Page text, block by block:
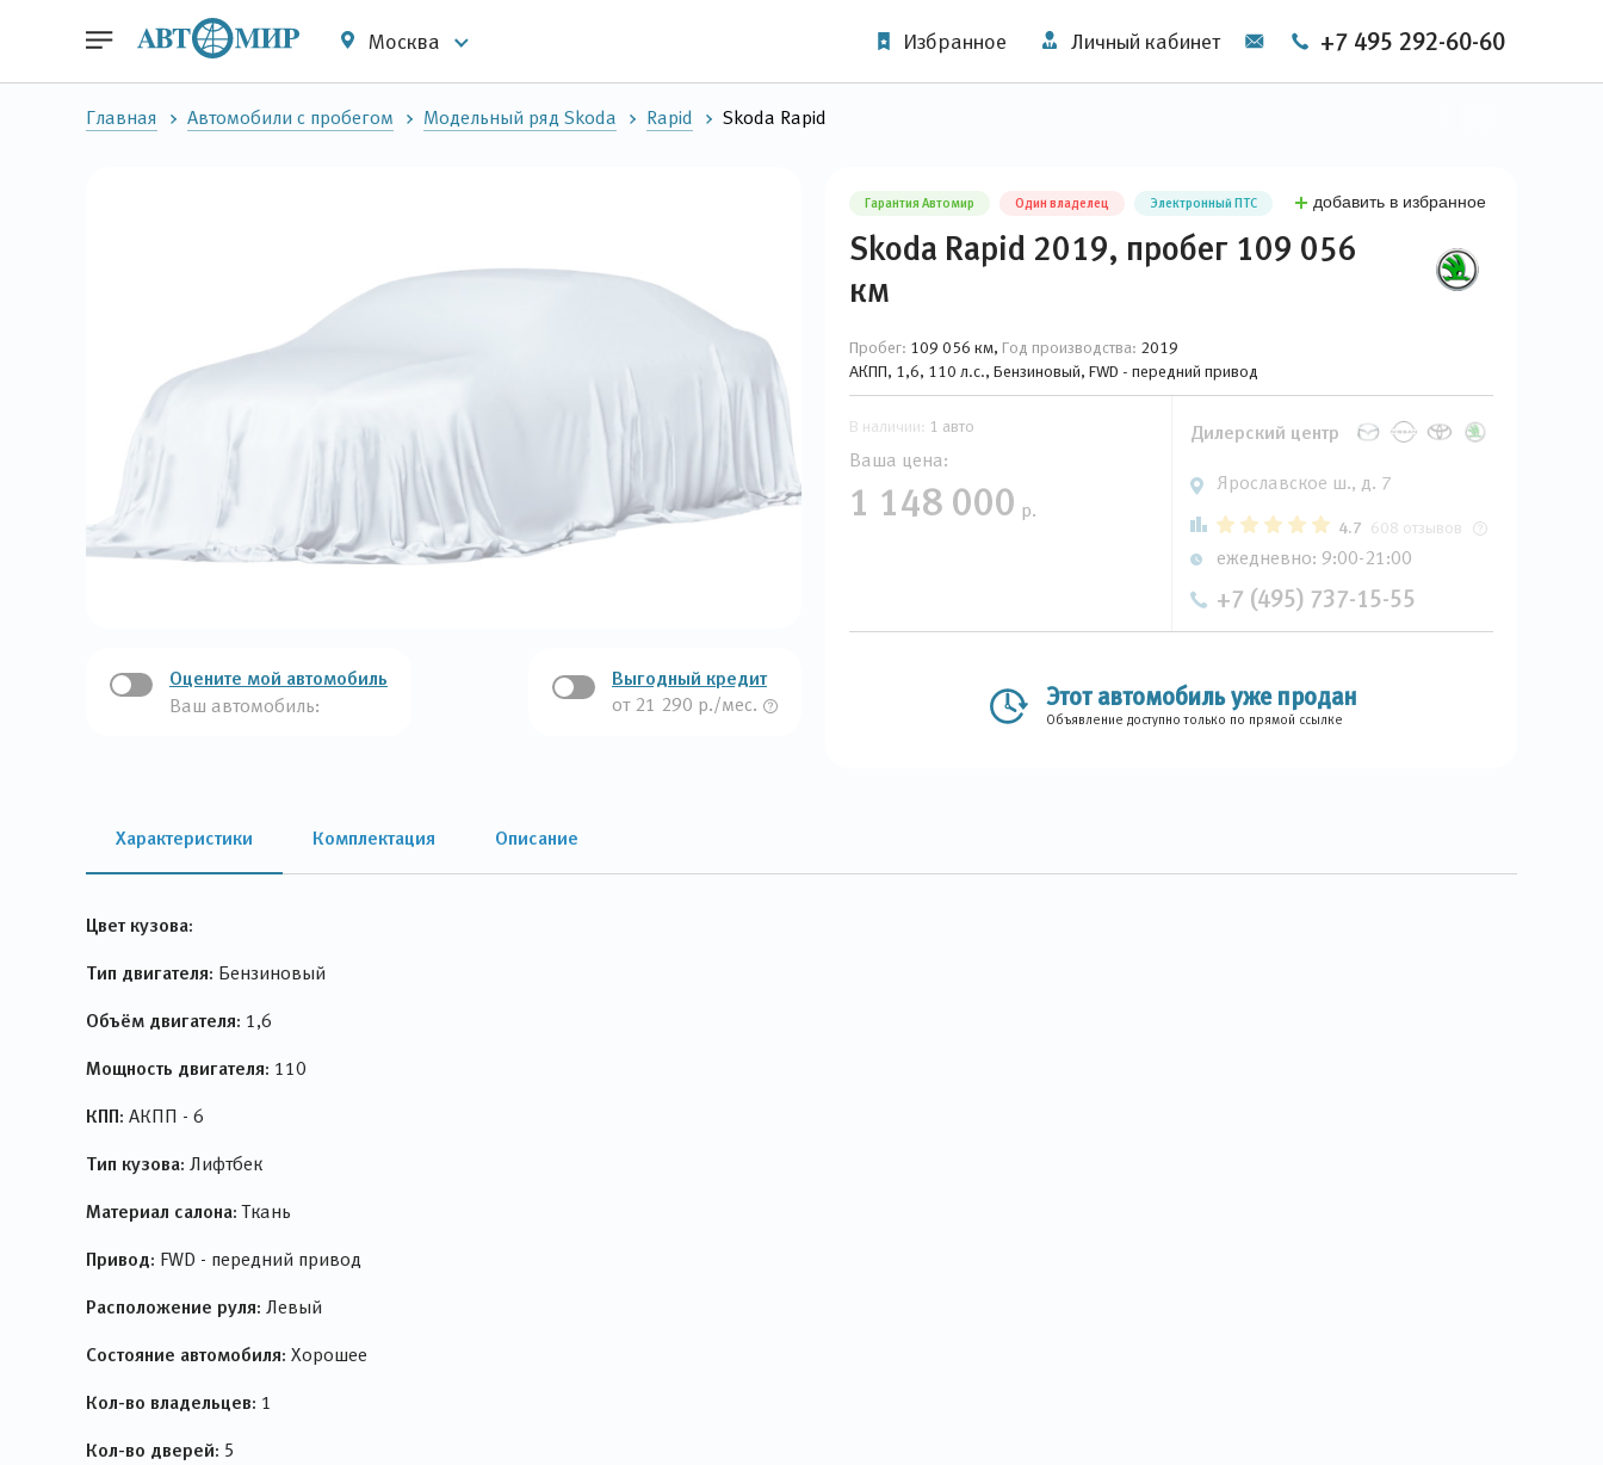
Москва Избранное Личный кабинет +7 495 292-60-60
Главная Автомобили с пробегом Модельный ряд Skoda Rapid Skoda Rapid
Оцените мой автомобиль
Ваш автомобиль:
Выгодный кредит
от 21 290 р./мес.
Гарантия Автомир Один владелец Электронный ПТС добавить в избранное
Skoda Rapid 2019, пробег 109 056
км
Пробег: 109 056 км, Год производства: 2019
АКПП, 1,6, 110 л.с., Бензиновый, FWD - передний привод
В наличии: 1 авто
Ваша цена:
1 148 000 р.
Дилерский центр
Ярославское ш., д. 7
4.7 608 отзывов
ежедневно: 9:00-21:00
+7 (495) 737-15-55
Этот автомобиль уже продан
Объявление доступно только по прямой ссылке
Характеристики Комплектация Описание
Цвет кузова:
Тип двигателя: Бензиновый
Объём двигателя: 1,6
Мощность двигателя: 110
КПП: АКПП - 6
Тип кузова: Лифтбек
Материал салона: Ткань
Привод: FWD - передний привод
Расположение руля: Левый
Состояние автомобиля: Хорошее
Кол-во владельцев: 1
Кол-во дверей: 5